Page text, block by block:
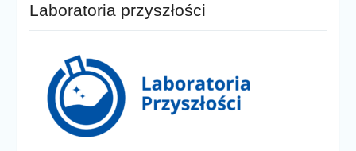
Laboratoria przyszłości